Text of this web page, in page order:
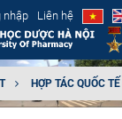
nhập Liên hệ
HỢP TÁC QUỐC TẾ